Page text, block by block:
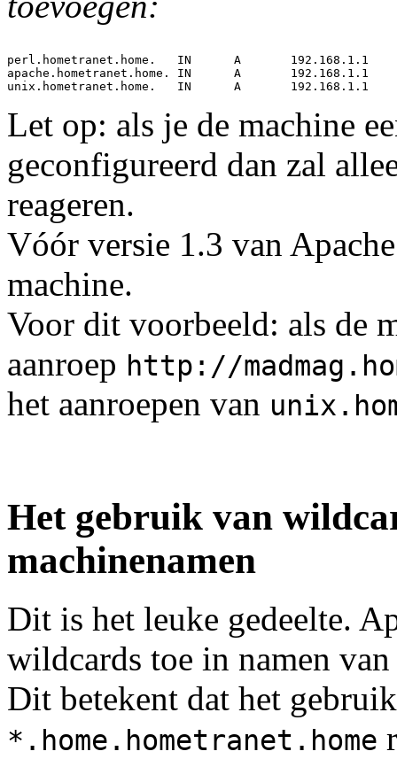
perl.hometranet.home.	IN	A	192.168.1.1
apache.hometranet.home.	IN	A	192.168.1.1
Let op: als je de machine
geconfigureerd dan zal
reageren.
Vóór versie 1.3 van
machine.
Voor dit voorbeeld: als de
aanroep http://
het aanroepen van
Het gebruik van
machinenamen
Dit is het leuke gedeelte.
wildcards toe in namen
Dit betekent dat het
*.home.hometranet.home